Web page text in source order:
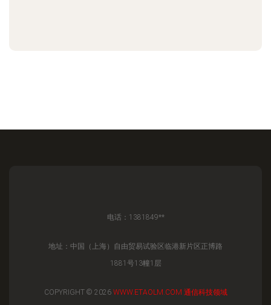
电话：1381849**
地址：中国（上海）自由贸易试验区临港新片区正博路
1881号13幢1层
COPYRIGHT © 2026 WWW.ETAOLM.COM 通信科技领域